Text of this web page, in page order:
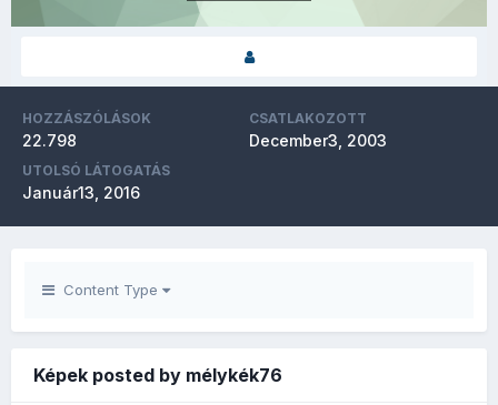
HOZZÁSZÓLÁSOK
22.798
CSATLAKOZOTT
December3, 2003
UTOLSÓ LÁTOGATÁS
Január13, 2016
Content Type
Képek posted by mélykék76